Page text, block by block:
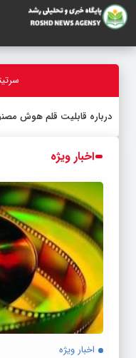
درباره قابلیت قلم هوش
اخبار ویژه
اخبار ویژه